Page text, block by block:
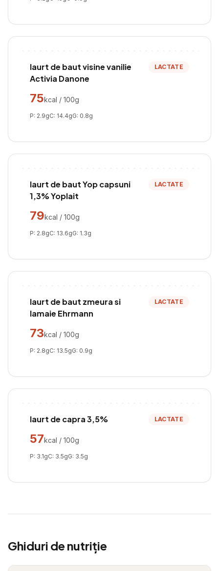
Iaurt de baut visine vanilie
Activia Danone
LACTATE
75kcal / 100g
P: 2.9gC: 14.4gG: 0.8g
Iaurt de baut Yop capsuni
1,3% Yoplait
LACTATE
79kcal / 100g
P: 2.8gC: 13.6gG: 1.3g
Iaurt de baut zmeura si
lamaie Ehrmann
LACTATE
73kcal / 100g
P: 2.8gC: 13.5gG: 0.9g
Iaurt de capra 3,5% LACTATE
57kcal / 100g
P: 3.1gC: 3.5gG: 3.5g
Ghiduri de nutriție